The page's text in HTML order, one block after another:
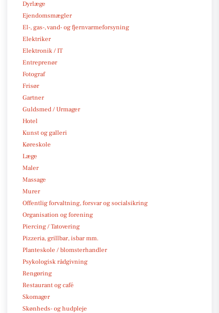
Dyrlæge
Ejendomsmægler
El-, gas-, vand- og fjernvarmeforsyning
Elektriker
Elektronik / IT
Entreprenør
Fotograf
Frisør
Gartner
Guldsmed / Urmager
Hotel
Kunst og galleri
Køreskole
Læge
Maler
Massage
Murer
Offentlig forvaltning, forsvar og socialsikring
Organisation og forening
Piercing / Tatovering
Pizzeria, grillbar, isbar mm.
Planteskole / blomsterhandler
Psykologisk rådgivning
Rengøring
Restaurant og café
Skomager
Skønheds- og hudpleje